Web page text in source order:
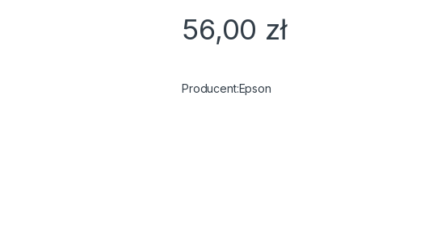
56,00 zł
Epson